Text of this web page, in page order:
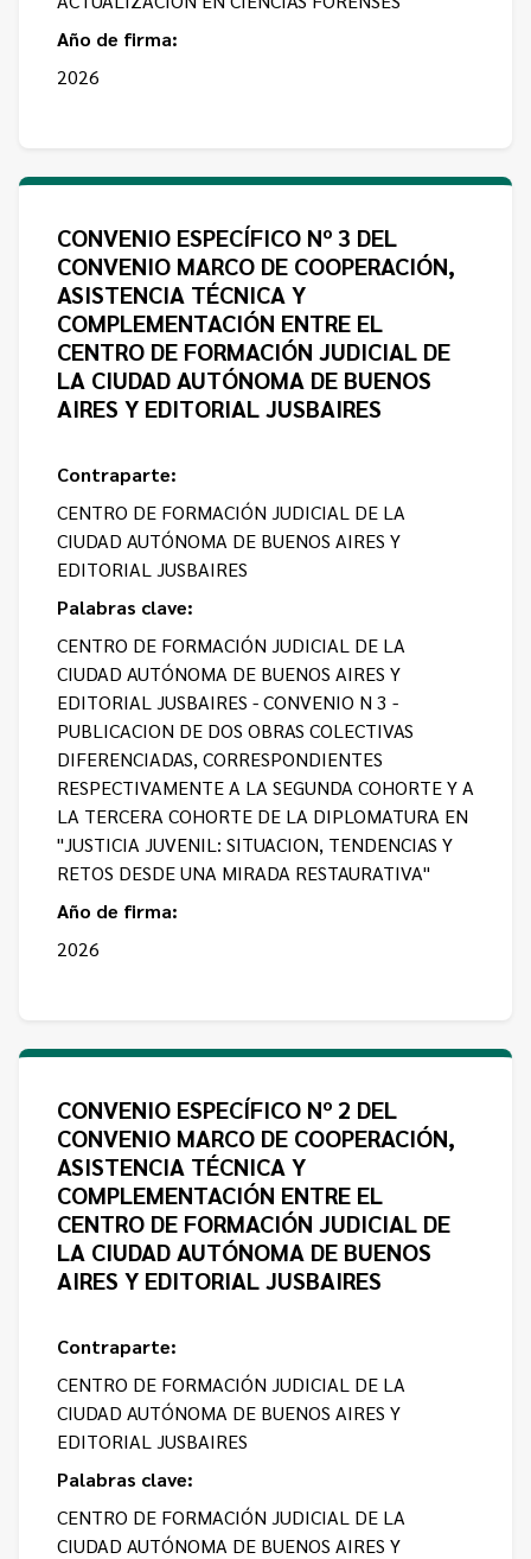
Año de firma:
2026
CONVENIO ESPECÍFICO Nº 3 DEL
CONVENIO MARCO DE COOPERACIÓN,
ASISTENCIA TÉCNICA Y
COMPLEMENTACIÓN ENTRE EL
CENTRO DE FORMACIÓN JUDICIAL DE
LA CIUDAD AUTÓNOMA DE BUENOS
AIRES Y EDITORIAL JUSBAIRES
Contraparte:
CENTRO DE FORMACIÓN JUDICIAL DE LA
CIUDAD AUTÓNOMA DE BUENOS AIRES Y
EDITORIAL JUSBAIRES
Palabras clave:
CENTRO DE FORMACIÓN JUDICIAL DE LA
CIUDAD AUTÓNOMA DE BUENOS AIRES Y
EDITORIAL JUSBAIRES - CONVENIO N 3 -
PUBLICACION DE DOS OBRAS COLECTIVAS
DIFERENCIADAS, CORRESPONDIENTES
RESPECTIVAMENTE A LA SEGUNDA COHORTE Y A
LA TERCERA COHORTE DE LA DIPLOMATURA EN
"JUSTICIA JUVENIL: SITUACION, TENDENCIAS Y
RETOS DESDE UNA MIRADA RESTAURATIVA"
Año de firma:
2026
CONVENIO ESPECÍFICO Nº 2 DEL
CONVENIO MARCO DE COOPERACIÓN,
ASISTENCIA TÉCNICA Y
COMPLEMENTACIÓN ENTRE EL
CENTRO DE FORMACIÓN JUDICIAL DE
LA CIUDAD AUTÓNOMA DE BUENOS
AIRES Y EDITORIAL JUSBAIRES
Contraparte:
CENTRO DE FORMACIÓN JUDICIAL DE LA
CIUDAD AUTÓNOMA DE BUENOS AIRES Y
EDITORIAL JUSBAIRES
Palabras clave:
CENTRO DE FORMACIÓN JUDICIAL DE LA
CIUDAD AUTÓNOMA DE BUENOS AIRES Y